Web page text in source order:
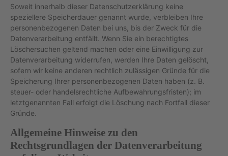
Soweit innerhalb dieser Datenschutzerklärung keine
speziellere Speicherdauer genannt wurde, verbleiben Ihre
personenbezogenen Daten bei uns, bis der Zweck für die
Datenverarbeitung entfällt. Wenn Sie ein berechtigtes
Löschersuchen geltend machen oder eine Einwilligung zur
Datenverarbeitung widerrufen, werden Ihre Daten gelöscht,
sofern wir keine anderen rechtlich zulässigen Gründe für die
Speicherung Ihrer personenbezogenen Daten haben (z. B.
steuer- oder handelsrechtliche Aufbewahrungsfristen); im
letztgenannten Fall erfolgt die Löschung nach Fortfall dieser
Gründe.
Allgemeine Hinweise zu den
Rechtsgrundlagen der Datenverarbeitung